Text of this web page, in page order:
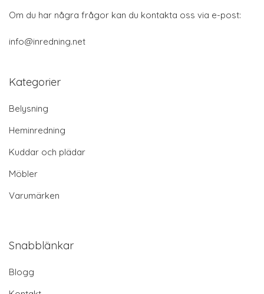
Om du har några frågor kan du kontakta oss via e-post:
info@inredning.net
Kategorier
Belysning
Heminredning
Kuddar och plädar
Möbler
Varumärken
Snabblänkar
Blogg